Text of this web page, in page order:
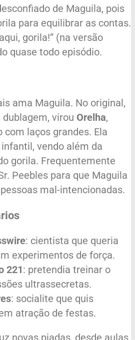
de Maguila, pois
para equilibrar as contas.
gorila!” (na versão
quase todo episódio.
ama Maguila. No original,
dublagem, virou Orelha,
com laços grandes. Ela
vendo além da
gorila. Frequentemente
Peebles para que Maguila
mal-intencionadas.
: cientista que queria
experimentos de força.
221: pretendia treinar o
ultrassecretas.
: socialite que quis
atração de festas.